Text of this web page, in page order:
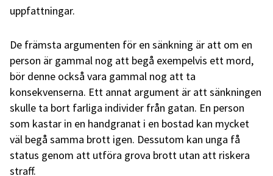
uppfattningar.
De främsta argumenten för en sänkning är att om en
person är gammal nog att begå exempelvis ett mord,
bör denne också vara gammal nog att ta
konsekvenserna. Ett annat argument är att sänkningen
skulle ta bort farliga individer från gatan. En person
som kastar in en handgranat i en bostad kan mycket
väl begå samma brott igen. Dessutom kan unga få
status genom att utföra grova brott utan att riskera
straff.